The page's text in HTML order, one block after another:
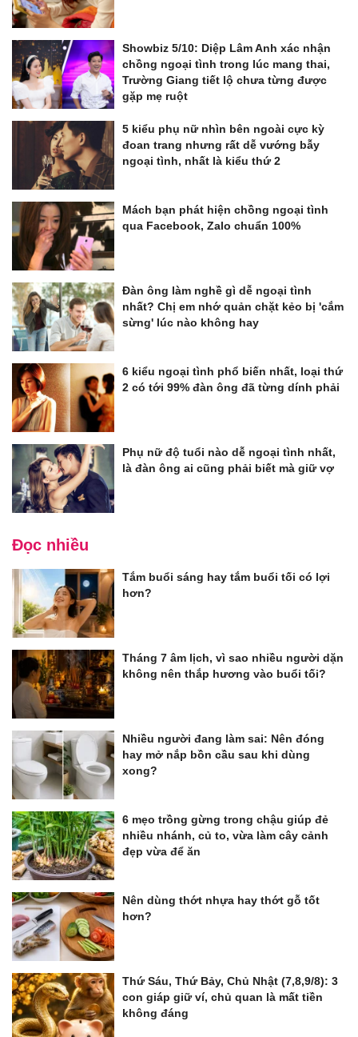
Showbiz 5/10: Diệp Lâm Anh xác nhận
chồng ngoại tình trong lúc mang thai,
Trường Giang tiết lộ chưa từng được
gặp mẹ ruột
5 kiểu phụ nữ nhìn bên ngoài cực kỳ
đoan trang nhưng rất dễ vướng bẫy
ngoại tình, nhất là kiểu thứ 2
Mách bạn phát hiện chồng ngoại tình
qua Facebook, Zalo chuẩn 100%
Đàn ông làm nghề gì dễ ngoại tình
nhất? Chị em nhớ quản chặt kẻo bị 'cắm
sừng' lúc nào không hay
6 kiểu ngoại tình phổ biến nhất, loại thứ
2 có tới 99% đàn ông đã từng dính phải
Phụ nữ độ tuổi nào dễ ngoại tình nhất,
là đàn ông ai cũng phải biết mà giữ vợ
Đọc nhiều
Tắm buổi sáng hay tắm buổi tối có lợi
hơn?
Tháng 7 âm lịch, vì sao nhiều người dặn
không nên thắp hương vào buổi tối?
Nhiều người đang làm sai: Nên đóng
hay mở nắp bồn cầu sau khi dùng
xong?
6 mẹo trồng gừng trong chậu giúp đẻ
nhiều nhánh, củ to, vừa làm cây cảnh
đẹp vừa để ăn
Nên dùng thớt nhựa hay thớt gỗ tốt
hơn?
Thứ Sáu, Thứ Bảy, Chủ Nhật (7,8,9/8): 3
con giáp giữ ví, chủ quan là mất tiền
không đáng